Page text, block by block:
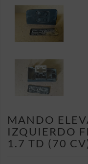
MANDO
IZQUIERDO
1.7 TD (70